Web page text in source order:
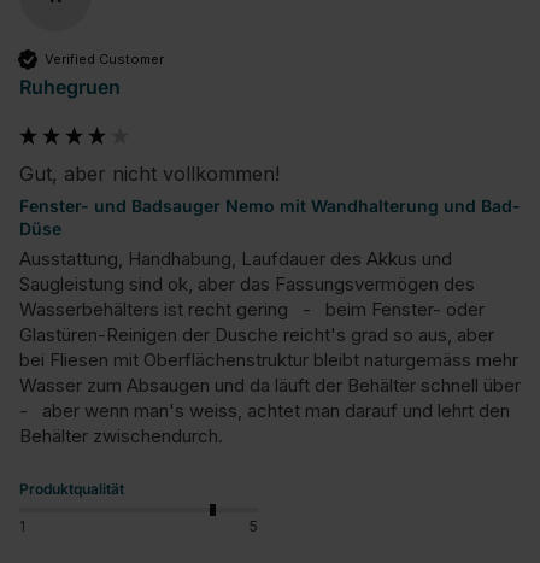
Verified Customer
Ruhegruen
Gut, aber nicht vollkommen!
Fenster- und Badsauger Nemo mit Wandhalterung und Bad-
Düse
Ausstattung, Handhabung, Laufdauer des Akkus und
Saugleistung sind ok, aber das Fassungsvermögen des
Wasserbehälters ist recht gering   -   beim Fenster- oder
Glastüren-Reinigen der Dusche reicht's grad so aus, aber
bei Fliesen mit Oberflächenstruktur bleibt naturgemäss mehr
Wasser zum Absaugen und da läuft der Behälter schnell über
-   aber wenn man's weiss, achtet man darauf und lehrt den
Behälter zwischendurch.
Produktqualität
1 5